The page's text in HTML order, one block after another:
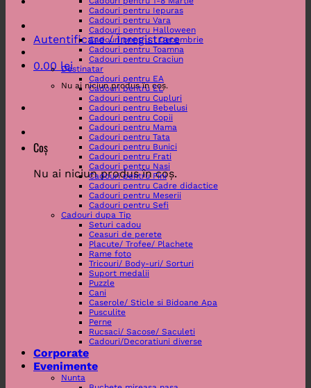
Autentificare / Înregistrare
0.00 lei
Nu ai niciun produs în coș.
Coș
Nu ai niciun produs în coș.
Cadouri pentru Iepuras
Cadouri pentru Vara
Cadouri pentru Halloween
Cadouri pentru 1 Decembrie
Cadouri pentru Toamna
Cadouri pentru Craciun
Destinatar
Cadouri pentru EA
Cadouri pentru EL
Cadouri pentru Cupluri
Cadouri pentru Bebelusi
Cadouri pentru Copii
Cadouri pentru Mama
Cadouri pentru Tata
Cadouri pentru Bunici
Cadouri pentru Frati
Cadouri pentru Nasi
Cadouri pentru Fini
Cadouri pentru Cadre didactice
Cadouri pentru Meserii
Cadouri pentru Sefi
Cadouri dupa Tip
Seturi cadou
Ceasuri de perete
Placute/ Trofee/ Plachete
Rame foto
Tricouri/ Body-uri/ Sorturi
Suport medalii
Puzzle
Cani
Caserole/ Sticle si Bidoane Apa
Pusculite
Perne
Rucsaci/ Sacose/ Saculeti
Cadouri/Decoratiuni diverse
Corporate
Evenimente
Nunta